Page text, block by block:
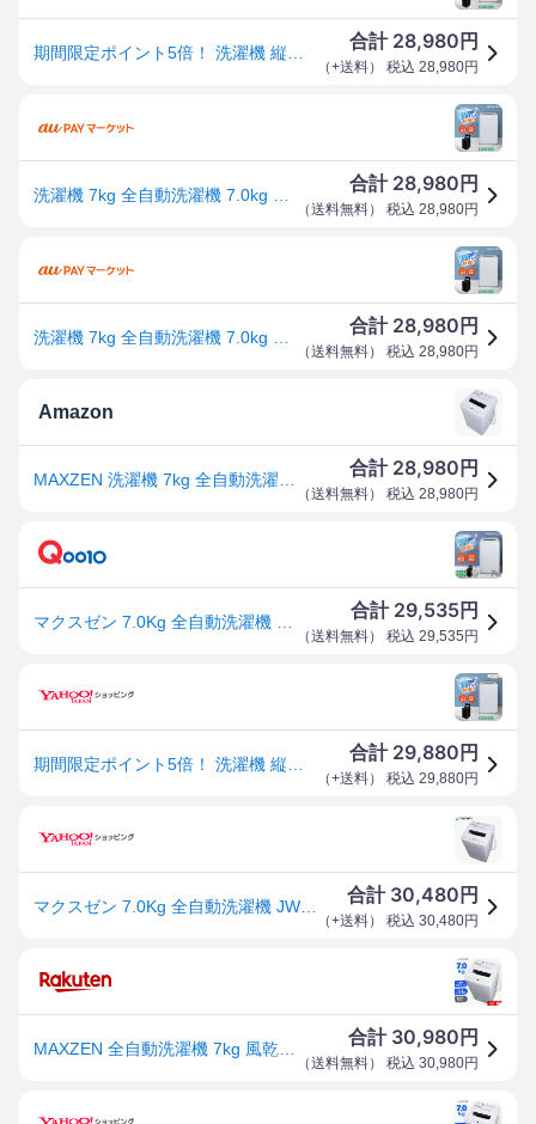
合計 28,980 円
（+送料） 税込 28,980円
合計 28,980 円
（送料無料） 税込 28,980円
合計 28,980 円
（送料無料） 税込 28,980円
Amazon
合計 28,980 円
（送料無料） 税込 28,980円
合計 29,535円
（送料無料） 税込 29,535 円
合計 29,880 円
（+送料） 税込 29,880円
合計 30,480 円
（+送料） 税込 30,480円
合計 30,980 円
（送料無料） 税込 30,980円